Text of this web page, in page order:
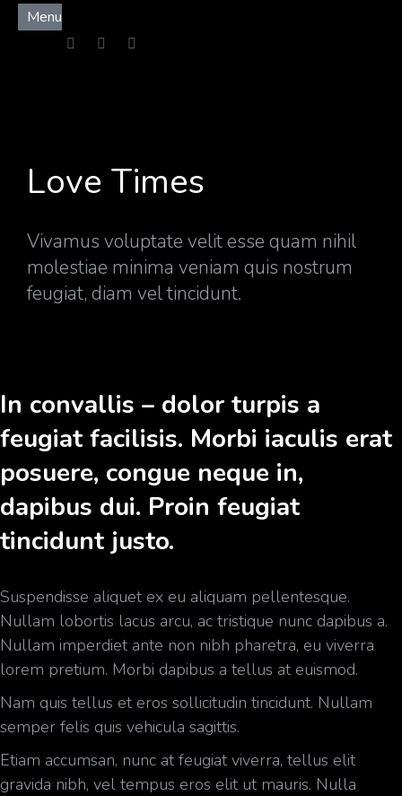
Menu
Love Times
Vivamus voluptate velit esse quam nihil
molestiae minima veniam quis nostrum
feugiat, diam vel tincidunt.
In convallis – dolor turpis a
feugiat facilisis. Morbi iaculis erat
posuere, congue neque in,
dapibus dui. Proin feugiat
tincidunt justo.
Suspendisse aliquet ex eu aliquam pellentesque.
Nullam lobortis lacus arcu, ac tristique nunc dapibus a.
Nullam imperdiet ante non nibh pharetra, eu viverra
lorem pretium. Morbi dapibus a tellus at euismod.
Nam quis tellus et eros sollicitudin tincidunt. Nullam
semper felis quis vehicula sagittis.
Etiam accumsan, nunc at feugiat viverra, tellus elit
gravida nibh, vel tempus eros elit ut mauris. Nulla